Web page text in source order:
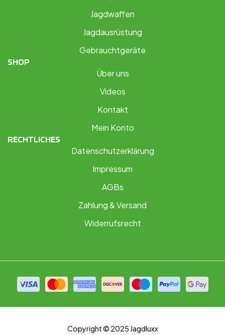
Jagdwaffen
Jagdausrüstung
Gebrauchtgeräte
SHOP
Über uns
Videos
Kontakt
Mein Konto
RECHTLICHES
Datenschutzerklärung
Impressum
AGBs
Zahlung & Versand
Widerrufsrecht
Copyright © 2025 Jagdluxx